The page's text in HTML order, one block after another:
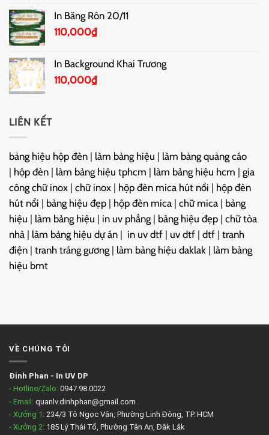
In Băng Rôn 20/11
110,000₫
In Background Khai Trương
110,000₫
LIÊN KẾT
bảng hiệu hộp đèn | làm bảng hiệu | làm bảng quảng cáo
| hộp đèn | làm bảng hiệu tphcm | làm bảng hiệu hcm | gia
công chữ inox | chữ inox | hộp đèn mica hút nổi | hộp đèn
hút nổi | bảng hiệu đẹp | hộp đèn mica | chữ mica | bảng
hiệu | làm bảng hiệu | in uv phẳng | bảng hiệu đẹp | chữ tòa
nhà | làm bảng hiệu dự án | in uv dtf | uv dtf | dtf | tranh
điện | tranh tráng gương | làm bảng hiệu daklak | làm bảng
hiệu bmt
VỀ CHÚNG TÔI
Đinh Phan - In UV DP
- Hotline/Zalo: 0947.98.0022
- Email: quanlv.dinhphan@gmail.com
- Xưởng 1: 234/3 Tô Ngọc Vân, Phường Linh Đông, TP. HCM
- Xưởng 2: 185 Lý Thái Tổ, Phường Tân An, Đắk Lắk